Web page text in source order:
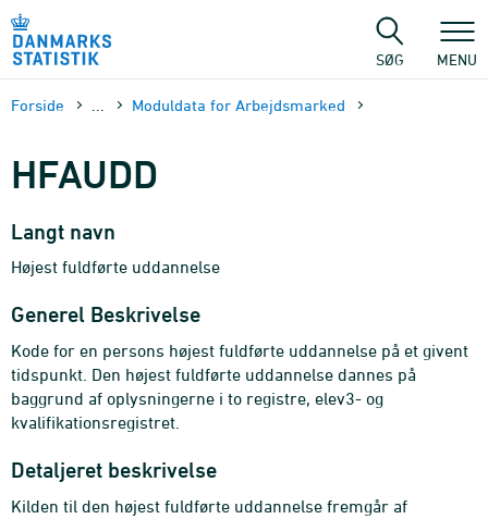
sidens
SØG MENU
Forside Moduldata for Arbejdsmarked
HFAUDD
Langt navn
Højest fuldførte uddannelse
Generel Beskrivelse
Kode for en persons højest fuldførte uddannelse på et givent
tidspunkt. Den højest fuldførte uddannelse dannes på
baggrund af oplysningerne i to registre, elev3- og
kvalifikationsregistret.
Detaljeret beskrivelse
Kilden til den højest fuldførte uddannelse fremgår af